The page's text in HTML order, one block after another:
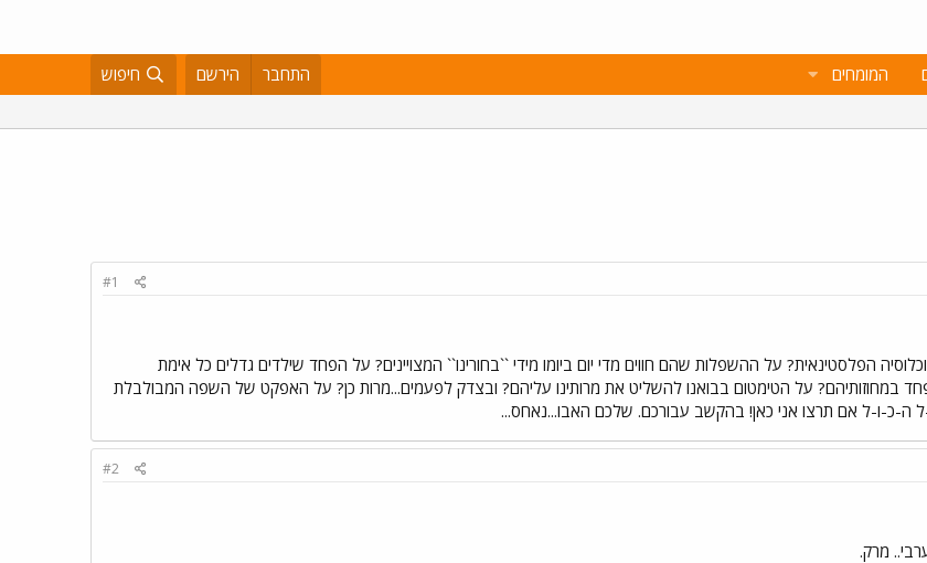
המומחים התחבר הירשם חיפוש
#1
הפלסטינאית? על ההשפלות שהם חווים מדי יום ביומו מידי ``בחורינו`` המצויינים? על הפחד שילדים גדלים כל אימת
ופחד במחוזותיהם? על הטימטום בבואנו להשליט את מרותינו עליהם? ובצדק לפעמים...מרות כן? על האפקט של השפה המבולבלת
כ-ו-ל אם תרצו אני כאן! בהקשב עבורכם. שלכם האבו...נאחס...
#2
מרק.